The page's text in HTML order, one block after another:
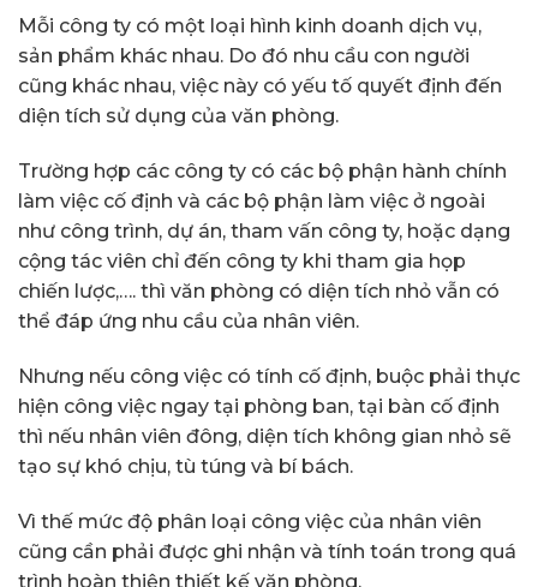
Mỗi công ty có một loại hình kinh doanh dịch vụ,
sản phẩm khác nhau. Do đó nhu cầu con người
cũng khác nhau, việc này có yếu tố quyết định đến
diện tích sử dụng của văn phòng.
Trường hợp các công ty có các bộ phận hành chính
làm việc cố định và các bộ phận làm việc ở ngoài
như công trình, dự án, tham vấn công ty, hoặc dạng
cộng tác viên chỉ đến công ty khi tham gia họp
chiến lược,…. thì văn phòng có diện tích nhỏ vẫn có
thể đáp ứng nhu cầu của nhân viên.
Nhưng nếu công việc có tính cố định, buộc phải thực
hiện công việc ngay tại phòng ban, tại bàn cố định
thì nếu nhân viên đông, diện tích không gian nhỏ sẽ
tạo sự khó chịu, tù túng và bí bách.
Vì thế mức độ phân loại công việc của nhân viên
cũng cần phải được ghi nhận và tính toán trong quá
trình hoàn thiện thiết kế văn phòng.